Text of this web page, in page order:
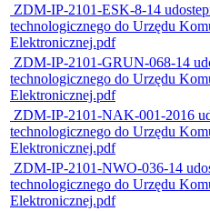
ZDM-IP-2101-ESK-8-14
technologicznego do Urzędu
Elektronicznej.pdf
ZDM-IP-2101-GRUN-068-14
technologicznego do Urzędu
Elektronicznej.pdf
ZDM-IP-2101-NAK-001-2016
technologicznego do Urzędu
Elektronicznej.pdf
ZDM-IP-2101-NWO-036-14
technologicznego do Urzędu
Elektronicznej.pdf